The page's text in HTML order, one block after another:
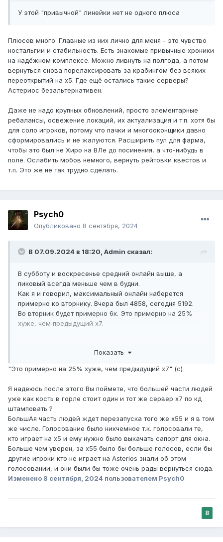
У этой "привычной" линейки нет не одного плюса
Плюсов много. Главные из них лично для меня - это чувство
ностальгии и стабильность. Есть знакомые привычные хроники
на надёжном комплексе. Можно ливнуть на полгода, а потом
вернуться снова порелаксировать за крабингом без всяких
переоткрытий на х5. Где ещё остались такие серверы?
Астериос безальтернативен.
Даже не надо крупных обновлений, просто элементарные
ребалансы, освежение локаций, их актуализация и т.п. хотя бы
для соло игроков, потому что пачки и многооконщики давно
сформировались и не жалуются. Расширить пул для фарма,
чтобы это был не Хиро на ВЛе до посинения, а что-нибудь в
поле. Ослабить мобов немного, вернуть рейтовки квестов и
т.п. Это же не так трудно сделать.
Psych0
Опубликовано 8 сентября, 2024
В 07.09.2024 в 18:20, Admin сказал:
В субботу и воскресенье средний онлайн выше, а
пиковый всегда меньше чем в будни.
Как я и говорил, максимальный онлайн наберется
примерно ко вторнику. Вчера был 4858, сегодня 5192.
Во вторник будет примерно 6к. Это примерно на 25%
хуже, чем предыдущий х7.
некоторых людей это вызывает недоверие и удивление :)
Показать
"Это примерно на 25% хуже, чем предыдущий х7" (с)
Я надеюсь после этого Вы поймете, что большей части людей
уже как кость в горле стоит один и тот же сервер х7 по кд
штамповать ?
БольшАя часть людей ждет перезапуска того же х55 и я в том
же числе. Голосование было никчемное т.к. голосовали те,
кто играет на х5 и ему нужно было выкачать сапорт для окна.
Больше чем уверен, за х55 было бы больше голосов, если бы
другие игроки кто не играет на Asterios знали об этом
голосовании, и они были бы тоже очень рады вернуться сюда.
Изменено 8 сентября, 2024 пользователем Psych0
8